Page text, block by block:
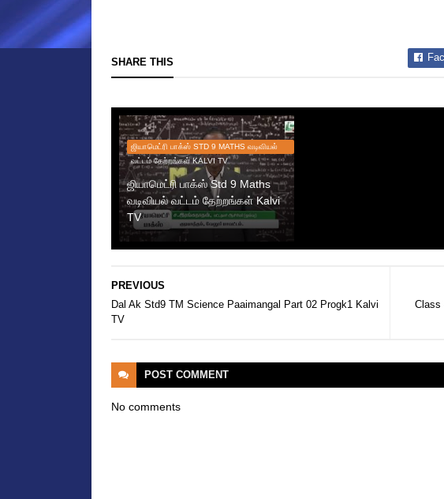
SHARE THIS
ஜியாமெட்ரி பாக்ஸ் STD 9 MATHS வடிவியல்
வட்டம் தேற்றங்கள் KALVI TV
ஜியாமெட்ரி பாக்ஸ் Std 9 Maths
வடிவியல் வட்டம் தேற்றங்கள் Kalvi
TV
Class
PREVIOUS
Dal Ak Std9 TM Science Paaimangal Part 02 Progk1 Kalvi
TV
POST COMMENT
No comments